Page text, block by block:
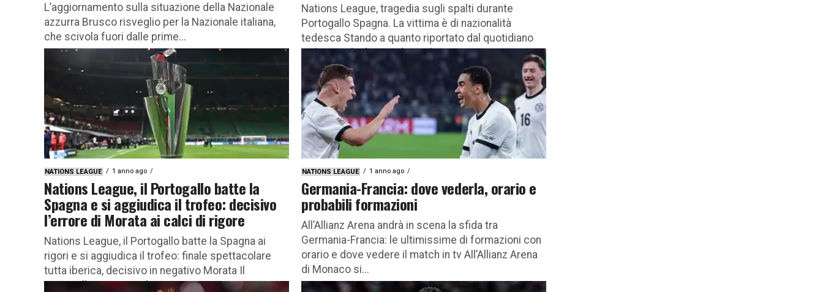
L’aggiornamento sulla situazione della Nazionale
azzurra Brusco risveglio per la Nazionale italiana,
che scivola fuori dalle prime...
Nations League, tragedia sugli spalti durante
Portogallo Spagna. La vittima è di nazionalità
tedesca Stando a quanto riportato dal quotidiano
tedesco Blind era tedesca la vittima...
NATIONS LEAGUE 1 anno ago
Nations League, il Portogallo batte la
Spagna e si aggiudica il trofeo: decisivo
l’errore di Morata ai calci di rigore
Nations League, il Portogallo batte la Spagna ai
rigori e si aggiudica il trofeo: finale spettacolare
tutta iberica, decisivo in negativo Morata Il
Portogallo conquista la...
NATIONS LEAGUE 1 anno ago
Germania-Francia: dove vederla, orario e
probabili formazioni
All’Allianz Arena andrà in scena la sfida tra
Germania-Francia: le ultimissime di formazioni con
orario e dove vedere il match in tv All’Allianz Arena
di Monaco si...